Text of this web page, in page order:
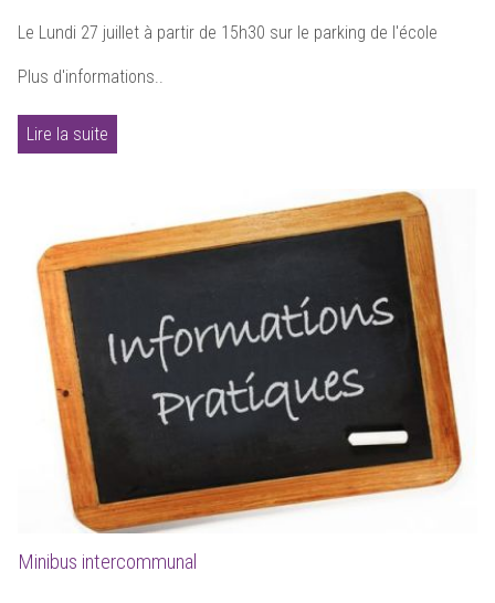
Le Lundi 27 juillet à partir de 15h30 sur le parking de l'école
Plus d'informations..
Lire la suite
Minibus intercommunal